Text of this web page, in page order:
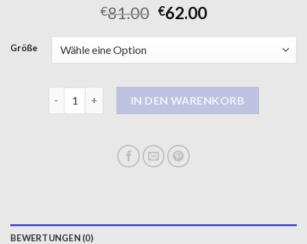
€81.00 €62.00
Größe
IN DEN WARENKORB
BEWERTUNGEN (0)